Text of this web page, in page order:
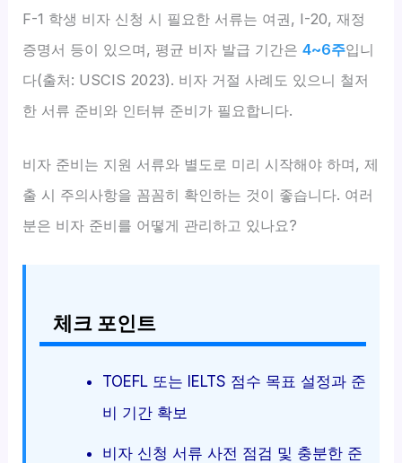
F-1 학생 비자 신청 시 필요한 서류는 여권, I-20, 재정
증명서 등이 있으며, 평균 비자 발급 기간은4~6주입니
다(출처: USCIS 2023). 비자 거절 사례도 있으니 철저
한 서류 준비와 인터뷰 준비가 필요합니다.
비자 준비는 지원 서류와 별도로 미리 시작해야 하며, 제
출 시 주의사항을 꼼꼼히 확인하는 것이 좋습니다. 여러
분은 비자 준비를 어떻게 관리하고 있나요?
체크 포인트
TOEFL 또는 IELTS 점수 목표 설정과 준
비 기간 확보
비자 신청 서류 사전 점검 및 충분한 준